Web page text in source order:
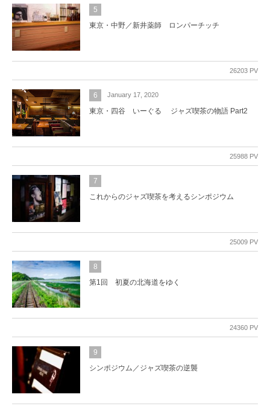
5
東京・中野／新井薬師 ロンパーチッチ
26203 PV
6 January 17, 2020
東京・四谷 いーぐる ジャズ喫茶の物語 Part2
25988 PV
7
これからのジャズ喫茶を考えるシンポジウム
25009 PV
8
第1回 初夏の北海道をゆく
24360 PV
9
シンポジウム／ジャズ喫茶の逆襲